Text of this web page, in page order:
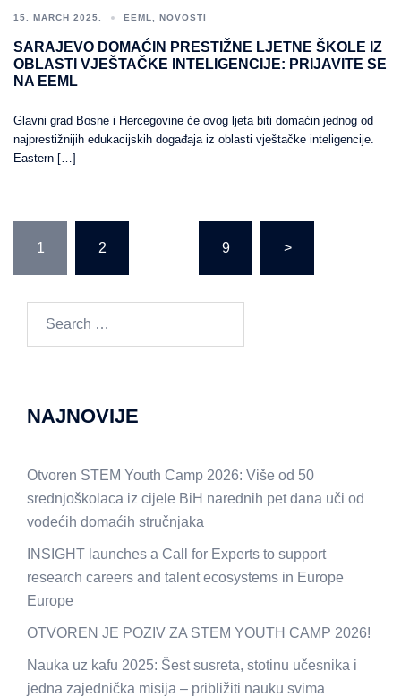
15. MARCH 2025. EEML NOVOSTI
SARAJEVO DOMAĆIN PRESTIŽNE LJETNE ŠKOLE IZ
OBLASTI VJEŠTAČKE INTELIGENCIJE: PRIJAVITE SE
NA EEML
Glavni grad Bosne i Hercegovine će ovog ljeta biti domaćin jednog od
najprestižnijih edukacijskih događaja iz oblasti vještačke inteligencije.
Eastern […]
PAGINATION
1 2 9 >
NAJNOVIJE
Otvoren STEM Youth Camp 2026: Više od 50
srednjoškolaca iz cijele BiH narednih pet dana uči od
vodećih domaćih stručnjaka
INSIGHT launches a Call for Experts to support
research careers and talent ecosystems in Europe
Europe
OTVOREN JE POZIV ZA STEM YOUTH CAMP 2026!
Nauka uz kafu 2025: Šest susreta, stotinu učesnika i
jedna zajednička misija – približiti nauku svima